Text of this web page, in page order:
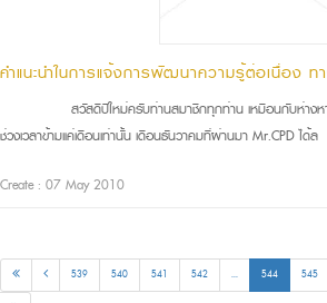
คำแนะนำในการแจ้งการพัฒนาความรู้ต่อเนื่อง
สวัสดีปีใหม่ครับท่านสมาชิกทุกท่าน เหมือนกับห่างหาย
ช่วงเวลาข้ามแค่เดือนเท่านั้น เดือนธันวาคมที่ผ่านมา Mr.CPD ได้ล
Create : 07 May 2010
539 540 541 542 ... 544 545